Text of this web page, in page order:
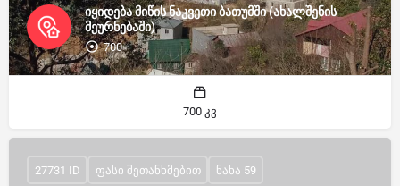
იყიდება მიწის ნაკვეთი ბათუმში (ახალშენის
მეურნებაში)
700
700 კვ
27731 ID ფასი შეთანხმებით ნახა 59